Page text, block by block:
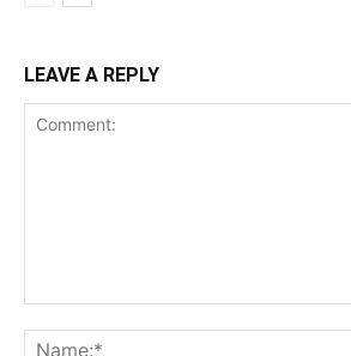
LEAVE A REPLY